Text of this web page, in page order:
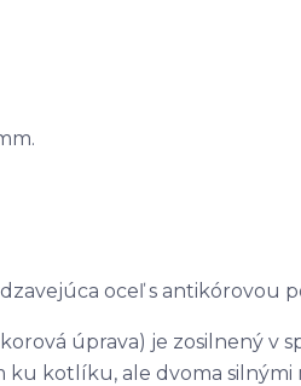
oceľ s antikórovou
úprava) je zosilnený v
ku kotlíku, ale dvoma